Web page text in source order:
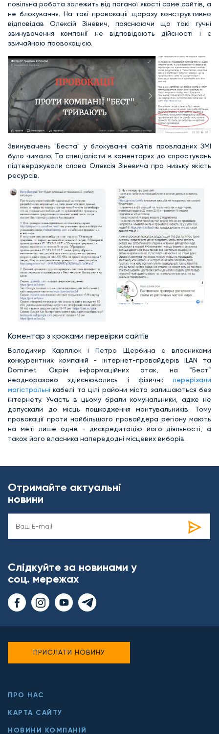
повільна робота залежить від поганої якості саме сайтів, а
не блокування. На такі провокації щоразу конструктивно
відповідав Олексій Зіневич, пояснюючи що такі гучні
звинувачення компанії не відповідають дійсності і є
звичайною провокацією.
Звинувачень "Беста" у блокуванні сайтів провладних ЗМІ
було чимало. Та спеціалісти в коментарях до спростувань
підтверджували слова Олексія Зіневича про низьку якість
ресурсів.
Коментар з кроками перевірки сайтів
Володимир Карплюк і Петро Щербина є власниками
конкурентних компаній - інтернет-провайдерів ILAN та
Dominet. Окрім інформаційних атак, на “Бест”
неодноразово здійснювались і фізичні: перерізали
магістральнікабелі та цілі райони міста залишаються без
інтернету. Участь в цьому брали комунальники, адже не
допускали до місць пошкодження монтувальників. Тому
провокації проти найбільшого провайдера регіону мають
на меті лише одне - дискредитацію його діяльності, а
також його власника напередодні місцевих виборів.
Отримайте актуальні
новини
Слідкуйте за новинами у
соц. мережах
ПРО НАС
КАРТА САЙТУ
НОВИНИ КОМПАНІЙ
ПРИСЛАТИ НОВИНУ